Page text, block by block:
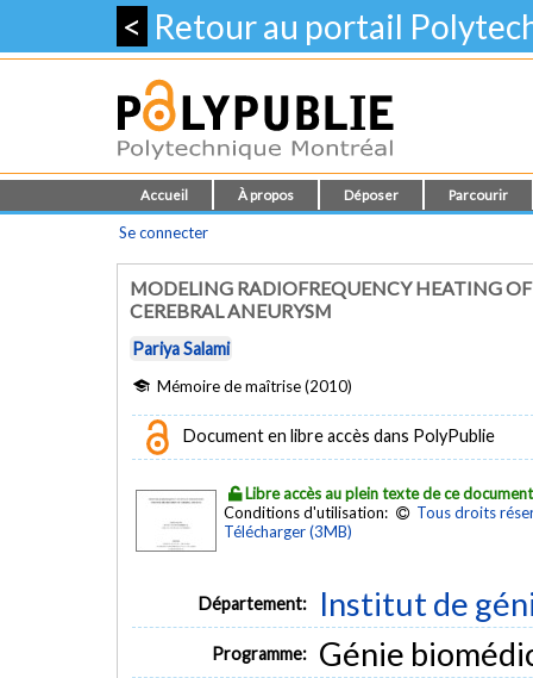
< Retour au portail
Accueil À propos Déposer Parcourir
Se connecter
MODELING RADIOFREQUENCY HEATING
CEREBRAL ANEURYSM
Pariya Salami
Mémoire de maîtrise (2010)
Document en libre accès dans PolyPublie
Libre accès au plein texte de ce document
Conditions d'utilisation:
Tous droits
Télécharger (3MB)
Département: Institut de
Programme: Génie